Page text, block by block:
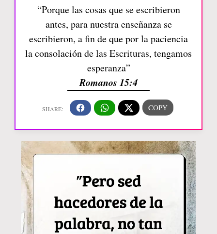
“Porque las cosas que se escribieron
antes, para nuestra enseñanza se
escribieron, a fin de que por la paciencia
la consolación de las Escrituras, tengamos
esperanza”
Romanos 15:4